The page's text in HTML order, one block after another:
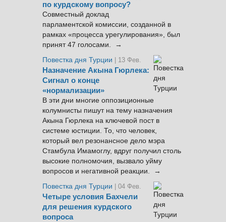
по курдскому вопросу?
Совместный доклад
парламентской комиссии, созданной в
рамках «процесса урегулирования», был
принят 47 голосами. →
Повестка дня Турции
| 13 Фев.
Назначение Акына Гюрлека:
Сигнал о конце
«нормализации»
В эти дни многие оппозиционные
колумнисты пишут на тему назначения
Акына Гюрлека на ключевой пост в
системе юстиции. То, что человек,
который вел резонансное дело мэра
Стамбула Имамоглу, вдруг получил столь
высокие полномочия, вызвало уйму
вопросов и негативной реакции. →
Повестка дня Турции
| 04 Фев.
Четыре условия Бахчели
для решения курдского
вопроса